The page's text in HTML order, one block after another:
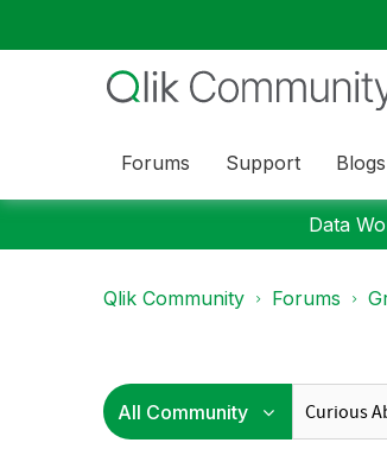
Forums Support Blogs
Data
Qlik Community Forums